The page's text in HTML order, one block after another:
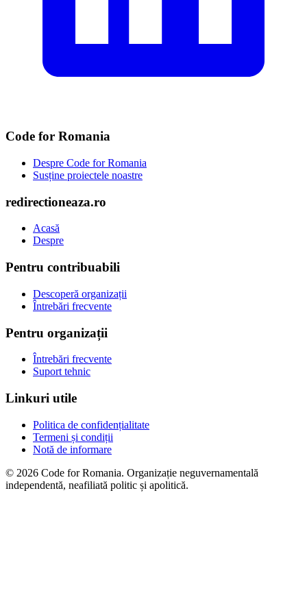
Code for Romania
Despre Code for Romania
Susține proiectele noastre
redirectioneaza.ro
Acasă
Despre
Pentru contribuabili
Descoperă organizații
Întrebări frecvente
Pentru organizații
Întrebări frecvente
Suport tehnic
Linkuri utile
Politica de confidențialitate
Termeni și condiții
Notă de informare
© 2026 Code for Romania. Organizație neguvernamentală
independentă, neafiliată politic și apolitică.